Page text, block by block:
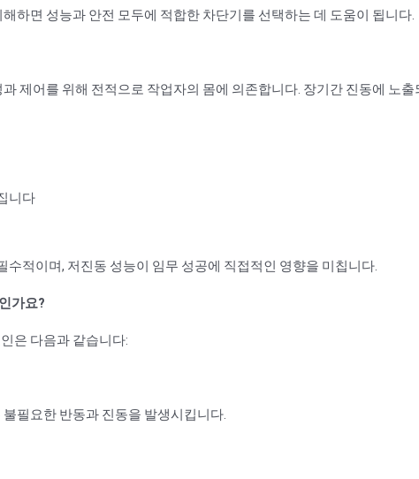
하면 성능과 안전 모두에 적합한 차단기를 선택하는 데 도움이 됩니다.
제어를 위해 전적으로 작업자의 몸에 의존합니다. 장기간 진동에 노출
니다
적이며, 저진동 성능이 임무 성공에 직접적인 영향을 미칩니다.
가요?
은 다음과 같습니다:
필요한 반동과 진동을 발생시킵니다.